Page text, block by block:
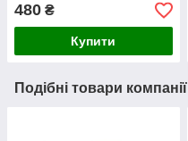
480 ₴
Купити
Подібні товари компанії